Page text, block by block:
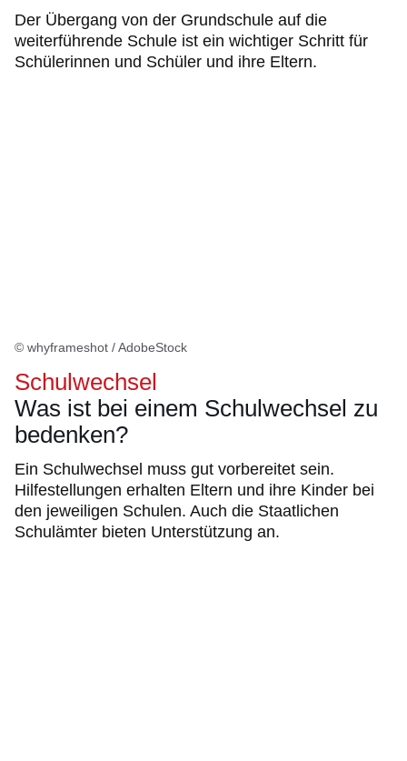
Der Übergang von der Grundschule auf die
weiterführende Schule ist ein wichtiger Schritt für
Schülerinnen und Schüler und ihre Eltern.
© whyframeshot / AdobeStock
Schulwechsel
Was ist bei einem Schulwechsel zu
bedenken?
Ein Schulwechsel muss gut vorbereitet sein.
Hilfestellungen erhalten Eltern und ihre Kinder bei
den jeweiligen Schulen. Auch die Staatlichen
Schulämter bieten Unterstützung an.